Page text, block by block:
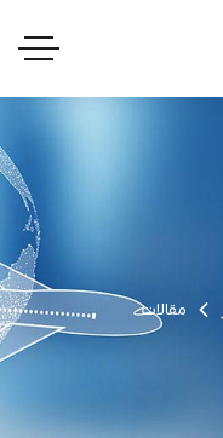
مقالات